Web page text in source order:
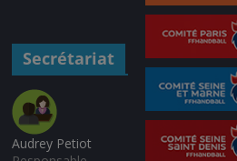
Secrétariat
Audrey Petiot